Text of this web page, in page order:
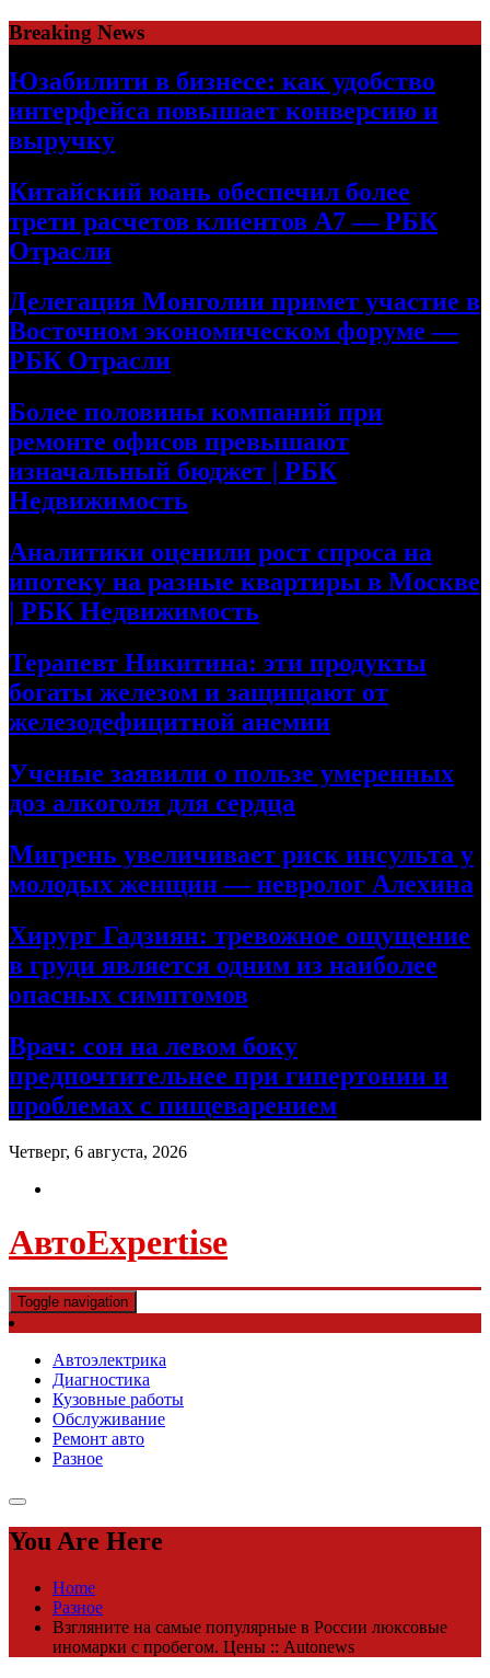
Skip
to
content
Breaking News
Юзабилити в бизнесе: как удобство
интерфейса повышает конверсию и
выручку
Китайский юань обеспечил более
трети расчетов клиентов А7 — РБК
Отрасли
Делегация Монголии примет участие в
Восточном экономическом форуме —
РБК Отрасли
Более половины компаний при
ремонте офисов превышают
изначальный бюджет | РБК
Недвижимость
Аналитики оценили рост спроса на
ипотеку на разные квартиры в Москве
| РБК Недвижимость
Терапевт Никитина: эти продукты
богаты железом и защищают от
железодефицитной анемии
Ученые заявили о пользе умеренных
доз алкоголя для сердца
Мигрень увеличивает риск инсульта у
молодых женщин — невролог Алехина
Хирург Гадзиян: тревожное ощущение
в груди является одним из наиболее
опасных симптомов
Врач: сон на левом боку
предпочтительнее при гипертонии и
проблемах с пищеварением
Четверг, 6 августа, 2026
АвтоExpertise
Toggle navigation
Автоэлектрика
Диагностика
Кузовные работы
Обслуживание
Ремонт авто
Разное
You Are Here
Home
Разное
Взгляните на самые популярные в России люксовые
иномарки с пробегом. Цены :: Autonews